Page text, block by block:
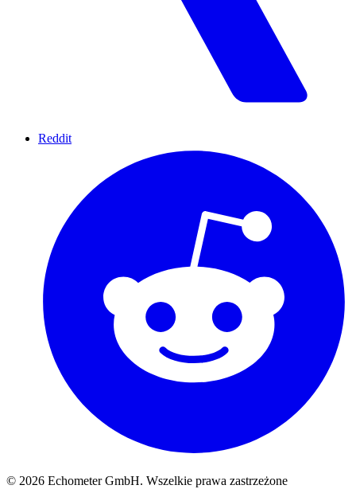
Reddit
© 2026 Echometer GmbH. Wszelkie prawa zastrzeżone